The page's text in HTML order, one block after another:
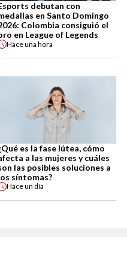
debutan con
en Santo Domingo
Colombia consiguió el
en League of Legends
Haceuna hora
es la fase lútea, cómo
a las mujeres y cuáles
las posibles soluciones a
síntomas?
Haceun día